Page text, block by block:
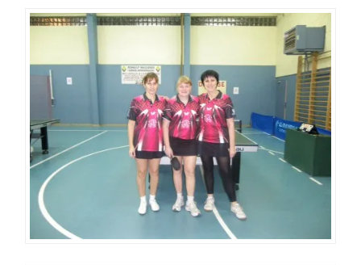
DES
NOUVEAUX
MAILLOTS
NOS
SPONSORS